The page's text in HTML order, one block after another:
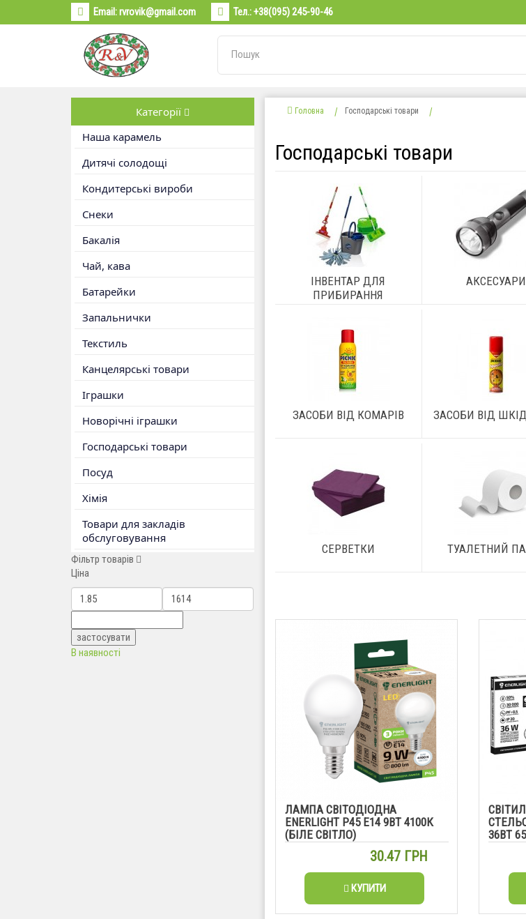
Email:rvrovik@gmail.com Тел.:+38(095) 245-90-46
Категорії
Наша карамель
Дитячі солодощі
Кондитерські вироби
Снеки
Бакалія
Чай, кава
Батарейки
Запальнички
Текстиль
Канцелярські товари
Іграшки
Новорічні іграшки
Господарські товари
Посуд
Хімія
Товари для закладів
обслуговування
Фільтр товарів
Ціна
В наявності
Головна Господарські товари
Господарські товари
ІНВЕНТАР ДЛЯ
ПРИБИРАННЯ
АКСЕСУАРИ
ЗАСОБИ ВІД КОМАРІВ ЗАСОБИ ВІД
СЕРВЕТКИ ТУАЛЕТНИЙ
ЛАМПА СВІТОДІОДНА
ENERLIGHT Р45 Е14 9ВТ 4100К
(БІЛЕ СВІТЛО)
30.47 ГРН
КУПИТИ
36ВТ